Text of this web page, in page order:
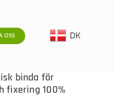
OSS DK
binda för
fixering 100%